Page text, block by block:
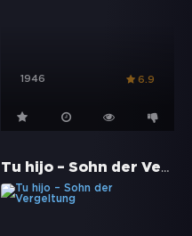
1946 6.9
Tu hijo – Sohn der Vergeltung